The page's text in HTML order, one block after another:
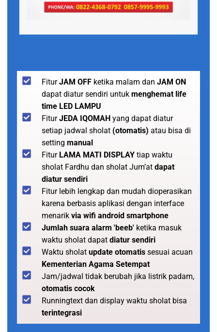
FiturJAM OFF ketika malam dan JAM ON
dapat diatur sendiri untuk menghemat life
time LED LAMPU
FiturJEDA IQOMAH yang dapat diatur
setiap jadwal sholat (otomatis) atau bisa di
setting manual
Fitur LAMA MATI DISPLAY tiap waktu
sholat Fardhu dan sholat Jum’at dapat
diatur sendiri
Fitur lebih lengkap dan mudah dioperasikan
karena berbasis aplikasi dengan interface
menarik via wifi android smartphone
Jumlah suara alarm 'beeb' ketika masuk
waktu sholat dapat diatur sendiri
Waktu sholat update otomatis sesuai acuan
Kementerian Agama Setempat
Jam/jadwal tidak berubah jika listrik padam,
otomatis cocok
Runningtext dan display waktu sholat bisa
terintegrasi